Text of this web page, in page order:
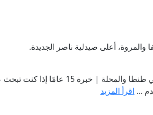
أعلى صيدلية ناصر الجديدة.
دكتور محمد الخولي - أفضل استشاري قلب وقسطرة في طنطا والمحلة |
... اقرأ المزيد